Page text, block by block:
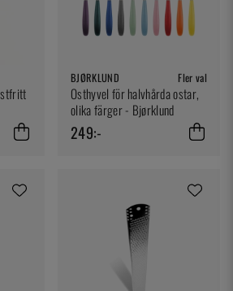
BJØRKLUND Fler val
Osthyvel för halvhårda ostar,
olika färger - Bjørklund
249:-